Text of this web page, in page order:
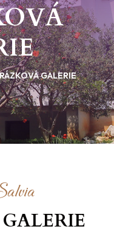
GALERIE